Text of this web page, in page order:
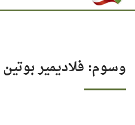
وسوم: فلاديمير بوتين